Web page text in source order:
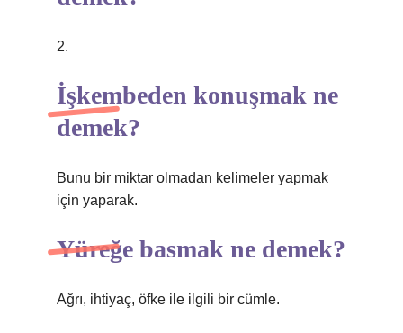
2.
İşkembeden konuşmak ne
demek?
Bunu bir miktar olmadan kelimeler yapmak
için yaparak.
Yüreğe basmak ne demek?
Ağrı, ihtiyaç, öfke ile ilgili bir cümle.